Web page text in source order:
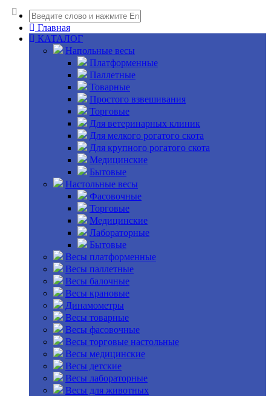
Главная
КАТАЛОГ
Напольные весы
Платформенные
Паллетные
Товарные
Простого взвешивания
Торговые
Для ветеринарных клиник
Для мелкого рогатого скота
Для крупного рогатого скота
Медицинские
Бытовые
Настольные весы
Фасовочные
Торговые
Медицинские
Лабораторные
Бытовые
Весы платформенные
Весы паллетные
Весы балочные
Весы крановые
Динамометры
Весы товарные
Весы фасовочные
Весы торговые настольные
Весы медицинские
Весы детские
Весы лабораторные
Весы для животных